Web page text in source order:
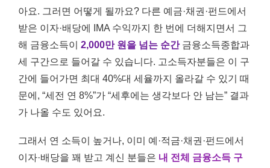
아요. 그러면 어떻게 될까요? 다른 예금·채권·펀드에서
받은 이자·배당에 IMA 수익까지 한 번에 더해지면서 그
해 금융소득이 2,000만 원을 넘는 순간금융소득종합과
세 구간으로 들어갈 수 있습니다. 고소득자분들은 이 구
간에 들어가면 최대 40%대 세율까지 올라갈 수 있기 때
문에, “세전 연 8%”가 “세후에는 생각보다 안 남는” 결과
가 나올 수도 있어요.
그래서 연 소득이 높거나, 이미 예·적금·채권·펀드에서
이자·배당을 꽤 받고 계신 분들은 내 전체 금융소득 구